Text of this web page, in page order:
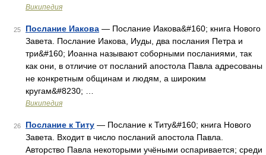
Википедия
25 Послание Иакова — Послание Иакова&#160; книга Нового
Завета. Послание Иакова, Иуды, два послания Петра и
три&#160; Иоанна называют соборными посланиями, так
как они, в отличие от посланий апостола Павла адресованы
не конкретным общинам и людям, а широким
кругам&#8230; …
Википедия
26 Послание к Титу — Послание к Титу&#160; книга Нового
Завета. Входит в число посланий апостола Павла.
Авторство Павла некоторыми учёными оспаривается; среди